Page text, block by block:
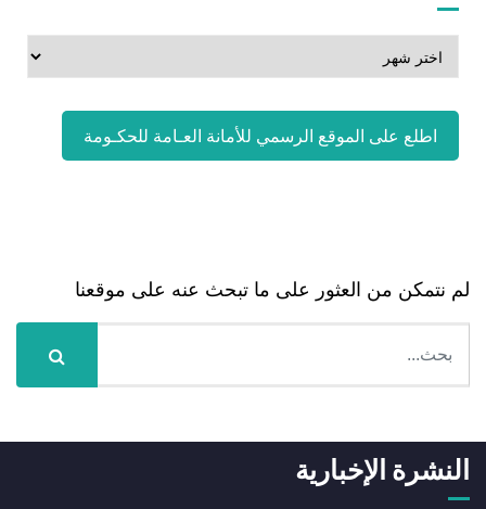
لم نتمكن من العثور على ما تبحث عنه على موقعنا
الأرشيف
اطلع على الموقع الرسمي للأمانة العـامة للحكـومة
النشرة الإخبارية